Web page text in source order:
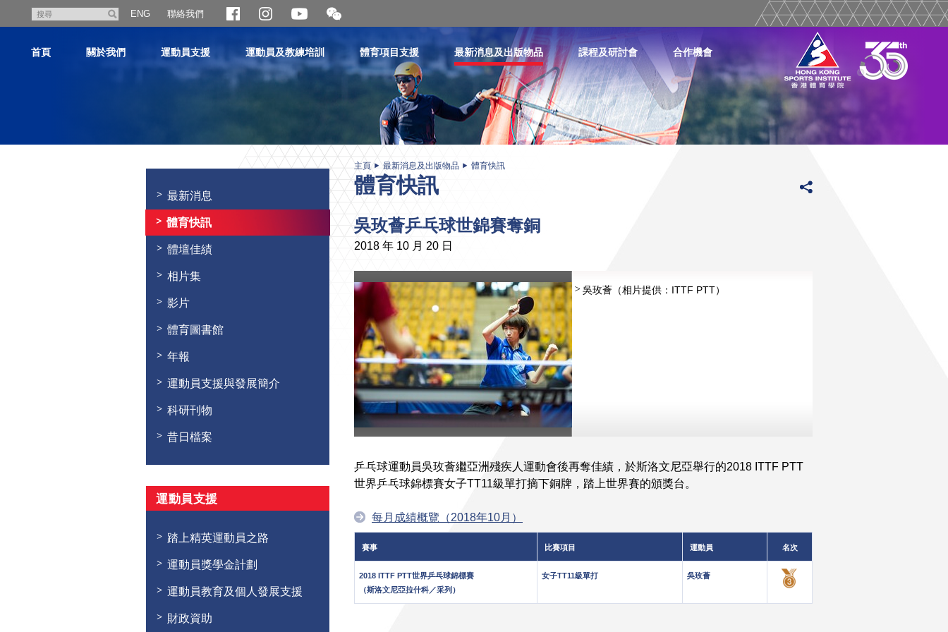
尋
ENG 聯絡我們
開
合
二
維
首頁 關於我們 運動員支援 運動員及教練培訓 體育項目支援 最新消息及出版物品 課程及研討會 合作機會
最新消息
體育快訊
體壇佳績
相片集
影片
體育圖書館
年報
運動員支援與發展簡介
科研刊物
昔日檔案
運動員支援
踏上精英運動員之路
運動員獎學金計劃
運動員教育及個人發展支援
財政資助
主頁 最新消息及出版物品 體育快訊
體育快訊
吳玫薈乒乓球世錦賽奪銅
2018 年 10 月 20 日
吳玫薈（相片提供：ITTF PTT）
乒乓球運動員吳玫薈繼亞洲殘疾人運動會後再奪佳績，於斯洛文尼亞舉行的2018 ITTF PTT
世界乒乓球錦標賽女子TT11級單打摘下銅牌，踏上世界賽的頒獎台。
每月成績概覽（2018年10月）
賽事 比賽項目 運動員 名次
2018 ITTF PTT世界乒乓球錦標賽
（斯洛文尼亞拉什科／采列）
女子TT11級單打 吳玫薈